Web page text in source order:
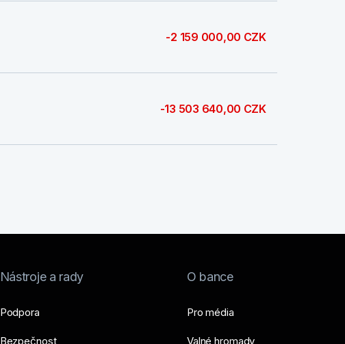
-2 159 000,00 CZK
-13 503 640,00 CZK
Nástroje a rady
Podpora
Bezpečnost
O bance
Pro média
Valné hromady